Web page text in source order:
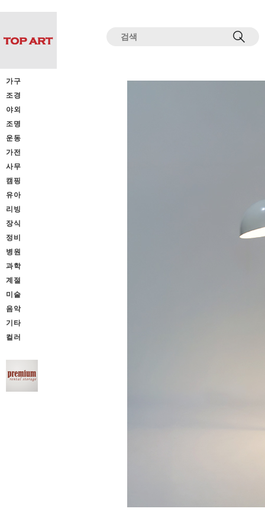
가구
조경
야외
조명
운동
가전
사무
캠핑
유아
리빙
장식
정비
병원
과학
계절
미술
음악
기타
컬러